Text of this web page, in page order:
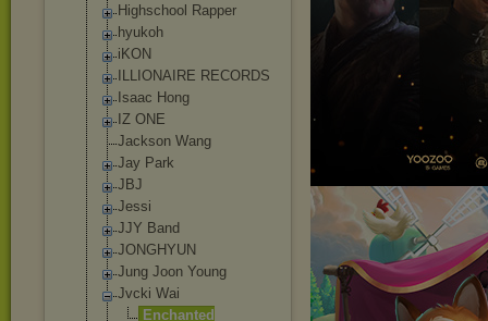
Highschool Rapper
hyukoh
iKON
ILLIONAIRE RECORDS
Isaac Hong
IZ ONE
Jackson Wang
Jay Park
JBJ
Jessi
JJY Band
JONGHYUN
Jung Joon Young
Jvcki Wai
Enchanted